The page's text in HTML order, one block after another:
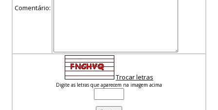
Comentário:
Trocar letras
Digite as letras que aparecem na imagem acima